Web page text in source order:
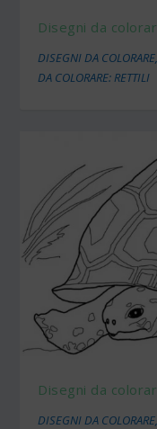
Disegni da
DISEGNI DA COLORARE
DA COLORARE: RETTILI
Disegni da
DISEGNI DA COLORARE